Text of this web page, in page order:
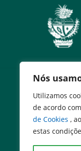
Nós
Utilizamos
de acordo
de Cookies ,
estas
Serviços
Expresso
Expresso
Expresso
SEI